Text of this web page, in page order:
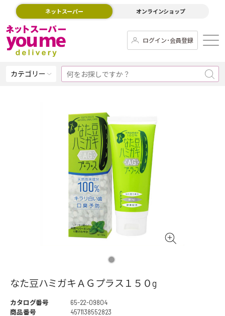
ネットスーパー オンラインショップ
ログイン･会員登録
カテゴリー
なた豆ハミガキＡＧプラス１５０g
カタログ番号
65-22-09804
商品番号
4571138552823